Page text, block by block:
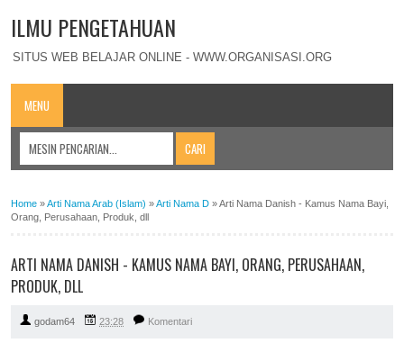
ILMU PENGETAHUAN
SITUS WEB BELAJAR ONLINE - WWW.ORGANISASI.ORG
MENU
Home »Arti Nama Arab (Islam) »Arti Nama D »Arti Nama Danish - Kamus Nama Bayi,
Orang, Perusahaan, Produk, dll
ARTI NAMA DANISH - KAMUS NAMA BAYI, ORANG, PERUSAHAAN,
PRODUK, DLL
godam64 23:28 Komentari